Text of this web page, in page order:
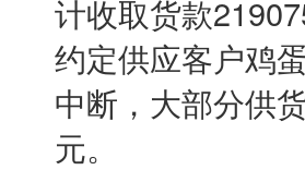
计收取货款
约定供应客户鸡
中断，大部分供
元。